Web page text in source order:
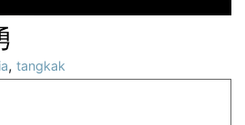
,tangkak